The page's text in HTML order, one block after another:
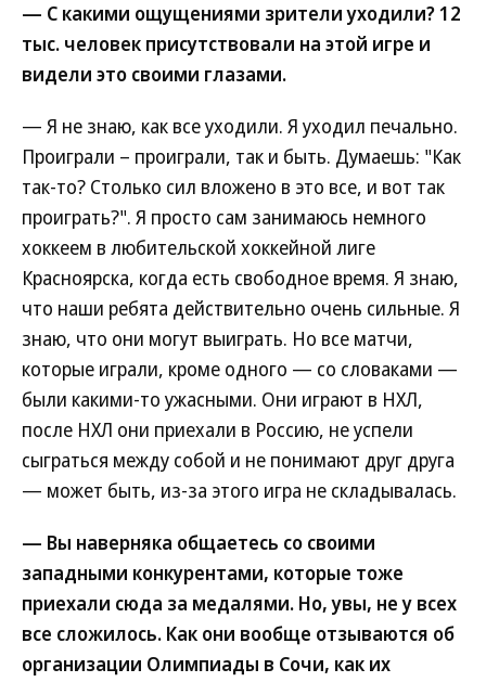
— С какими ощущениями зрители уходили? 12
тыс. человек присутствовали на этой игре и
видели это своими глазами.
— Я не знаю, как все уходили. Я уходил печально.
Проиграли – проиграли, так и быть. Думаешь: "Как
так-то? Столько сил вложено в это все, и вот так
проиграть?". Я просто сам занимаюсь немного
хоккеем в любительской хоккейной лиге
Красноярска, когда есть свободное время. Я знаю,
что наши ребята действительно очень сильные. Я
знаю, что они могут выиграть. Но все матчи,
которые играли, кроме одного — со словаками —
были какими-то ужасными. Они играют в НХЛ,
после НХЛ они приехали в Россию, не успели
сыграться между собой и не понимают друг друга
— может быть, из-за этого игра не складывалась.
— Вы наверняка общаетесь со своими
западными конкурентами, которые тоже
приехали сюда за медалями. Но, увы, не у всех
все сложилось. Как они вообще отзываются об
организации Олимпиады в Сочи, как их